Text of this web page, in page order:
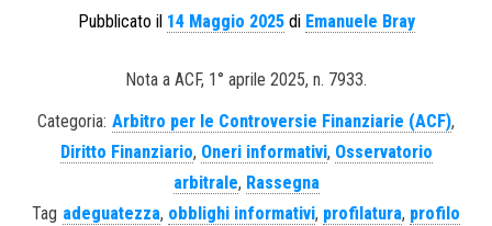
Pubblicato il 14 Maggio 2025di Emanuele Bray
Nota a ACF, 1° aprile 2025, n. 7933.
Categoria: Arbitro per le Controversie Finanziarie (ACF),
Diritto Finanziario, Oneri informativi, Osservatorio
arbitrale, Rassegna
Tag adeguatezza, obblighi informativi, profilatura, profilo